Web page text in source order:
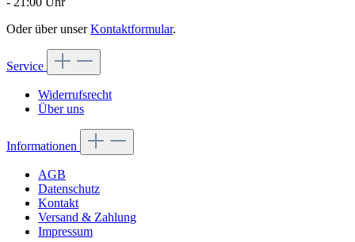
Oder über unserKontaktformular.
Service
Widerrufsrecht
Über uns
Informationen
AGB
Datenschutz
Kontakt
Versand & Zahlung
Impressum